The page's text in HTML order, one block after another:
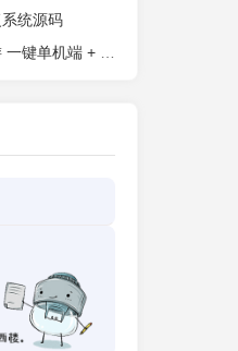
统源码
+ 安卓 iOS 双端带教程